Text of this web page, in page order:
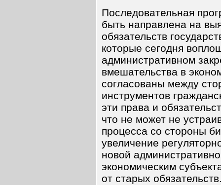
Последовательная
быть направлена на
обязательств
которые сегодня
административном
вмешательства в
согласованы между
инструментов
эти права и
что не может не
процесса со стороны
увеличение
новой
экономическим
от старых